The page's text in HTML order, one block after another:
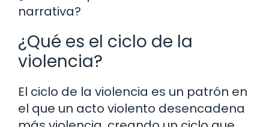
narrativa?
¿Qué es el ciclo de la
violencia?
El ciclo de la violencia es un patrón en
el que un acto violento desencadena